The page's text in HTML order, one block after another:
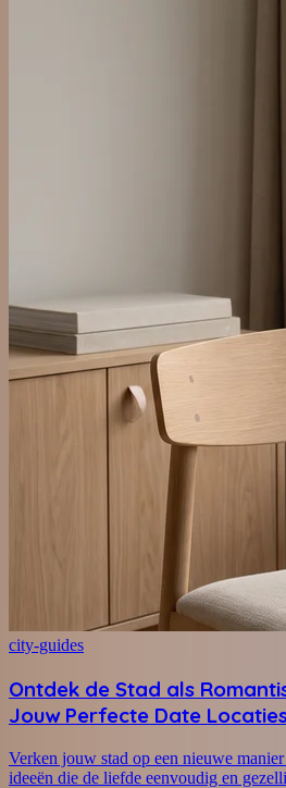
city-guides
Ontdek de Stad als
Jouw Perfecte Date
Verken jouw stad op een nieuwe
ideeën die de liefde eenvoudig en